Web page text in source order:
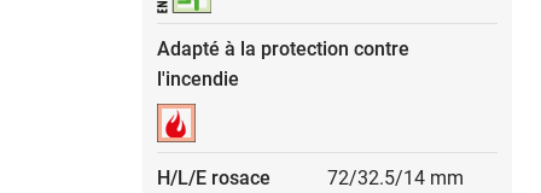
Adapté à la protection contre
l'incendie
H/L/E rosace 72/32.5/14 mm